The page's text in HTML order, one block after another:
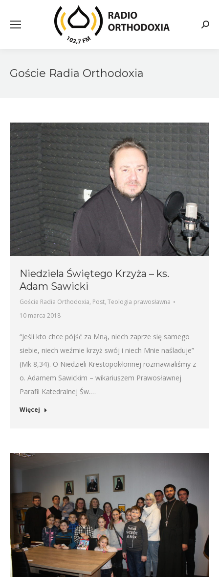
Goście Radia Orthodoxia
Niedziela Świętego Krzyża – ks.
Adam Sawicki
Goście Radia Orthodoxia, Post, Teologia prawosławna
10 marca 2018
“Jeśli kto chce pójść za Mną, niech zaprze się samego
siebie, niech weźmie krzyż swój i niech Mnie naśladuje”
(Mk 8,34). O Niedzieli Krestopokłonnej rozmawialiśmy z
o. Adamem Sawickim – wikariuszem Prawosławnej
Parafii Katedralnej Św.…
Więcej